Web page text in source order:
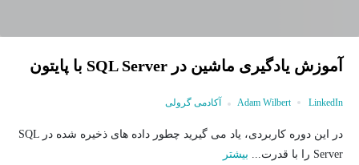
آموزش یادگیری ماشین در SQL Server با پایتون
LinkedIn
Adam Wilbert آکادمی گرولی
در این دوره کاربردی، یاد می گیرید چطور داده های ذخیره شده در SQL
Server را با قدرت...
بیشتر